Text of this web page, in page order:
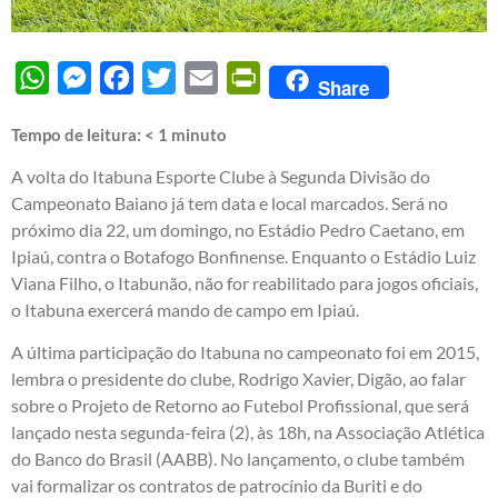
WhatsAppMessengerFacebook
Twitter Email PrintFriendly
Share
Tempo de leitura: < 1 minuto
A volta do Itabuna Esporte Clube à Segunda Divisão do
Campeonato Baiano já tem data e local marcados. Será no
próximo dia 22, um domingo, no Estádio Pedro Caetano, em
Ipiaú, contra o Botafogo Bonfinense. Enquanto o Estádio Luiz
Viana Filho, o Itabunão, não for reabilitado para jogos oficiais,
o Itabuna exercerá mando de campo em Ipiaú.
A última participação do Itabuna no campeonato foi em 2015,
lembra o presidente do clube, Rodrigo Xavier, Digão, ao falar
sobre o Projeto de Retorno ao Futebol Profissional, que será
lançado nesta segunda-feira (2), às 18h, na Associação Atlética
do Banco do Brasil (AABB). No lançamento, o clube também
vai formalizar os contratos de patrocínio da Buriti e do